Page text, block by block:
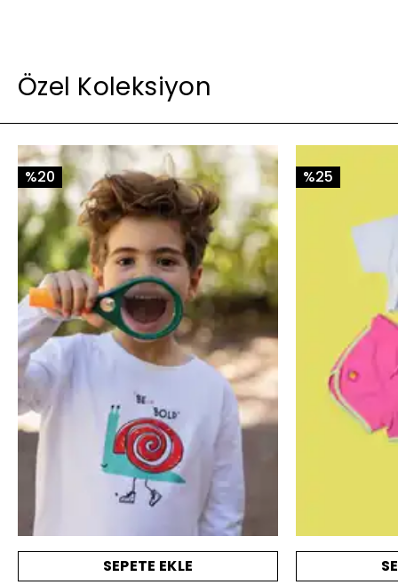
Özel Koleksiyon
%20
SEPETE EKLE
%25